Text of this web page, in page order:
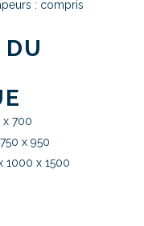
: compris
x 700
x 950
1000 x 1500